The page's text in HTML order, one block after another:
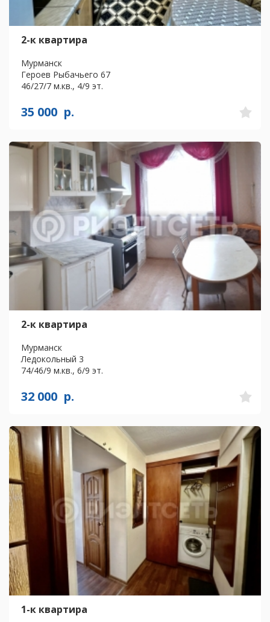
2-к квартира
Мурманск
Героев Рыбачьего 67
46/27/7 м.кв., 4/9 эт.
35 000 р.
2-к квартира
Мурманск
Ледокольный 3
74/46/9 м.кв., 6/9 эт.
32 000 р.
1-к квартира